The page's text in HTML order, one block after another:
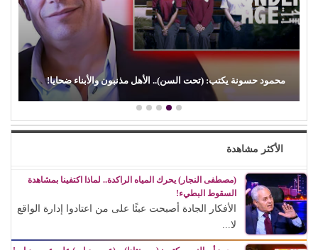
محمود حسونة يكتب: (تحت السن).. الأهل مذنبون والأبناء ضحايا!
الأكثر مشاهدة
(مصطفى النجار) يحرك المياه الراكدة.. لماذا اكتفينا بمشاهدة
السقوط البطيء!
الأفكار الجادة أصبحت عبئًا على من اعتادوا إدارة الواقع
لا...